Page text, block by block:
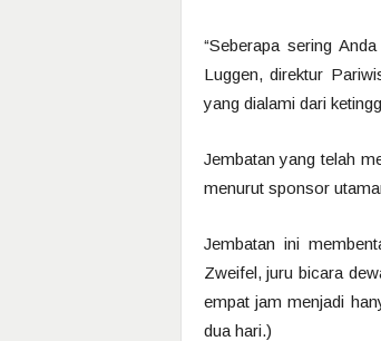
“Seberapa sering
Luggen, direktur
yang dialami dari
Jembatan yang telah
menurut sponsor
Jembatan ini
Zweifel, juru bicara
empat jam menjadi
dua hari.)